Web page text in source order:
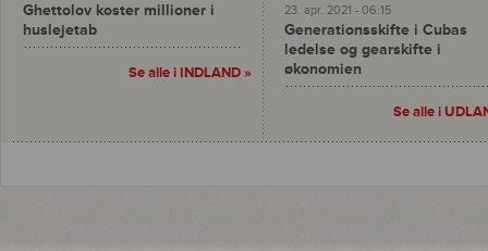
Ghettolov koster millioner i
huslejetab
Se alle i INDLAND »
23. apr. 2021 - 06:15
Generationsskifte i Cubas
ledelse og gearskifte i
økonomien
Se alle i